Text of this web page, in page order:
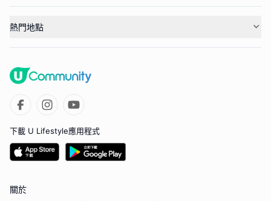
熱門地點
下載 U Lifestyle應用程式
關於